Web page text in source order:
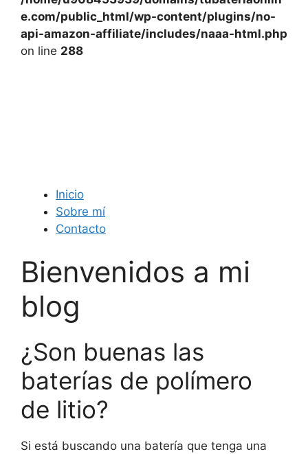
e.com/public_html/wp-content/plugins/no-
api-amazon-affiliate/includes/naaa-html.php
on line 288
Inicio
Sobre mí
Contacto
Bienvenidos a mi
blog
¿Son buenas las
baterías de polímero
de litio?
Si está buscando una batería que tenga una